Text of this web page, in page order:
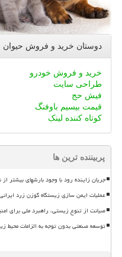
دوستان خرید و فروش حیوان
خرید و فروش خودرو
طراحی سایت
فیش حج
قیمت بیسیم باوفنگ
کوتاه کننده لینک
پربیننده ترین ها
جریان زاینده رود با وجود بارشهای بیشتر
عملیات ایمن سازی زیستگاه گوزن زرد
صیانت از تنوع زیستی، راهبرد ملی برای
توسعه صنعتی بدون توجه به الزامات محیط